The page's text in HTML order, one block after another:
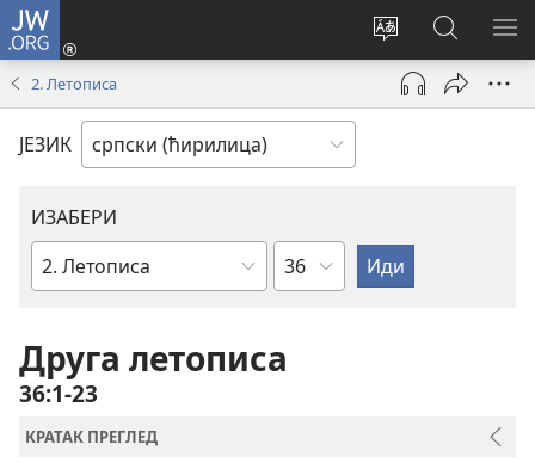
JW.ORG
Промени
језик
сајта
Пријава
(отвара
прозор)
Претрага
сајта
JW.ORG
2. Летописа
ЈЕЗИК
ИЗАБЕРИ
Библијска
Поглавље
Друга летописа
36:1-23
КРАТАК ПРЕГЛЕД